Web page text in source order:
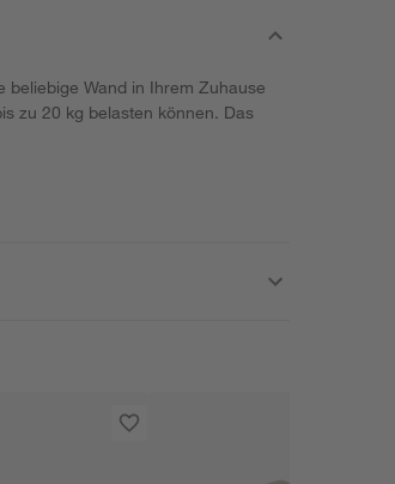
Wand in Ihrem Zuhause
zu 20 kg belasten können. Das